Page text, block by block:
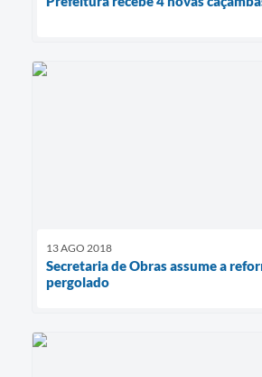
13 AGO 2018
Secretaria de Obras assume a
pergolado